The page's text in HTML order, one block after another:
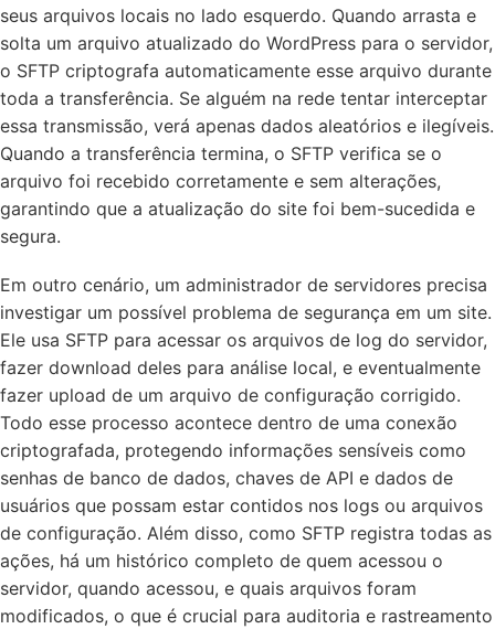
seus arquivos locais no lado esquerdo. Quando arrasta e
solta um arquivo atualizado do WordPress para o servidor,
o SFTP criptografa automaticamente esse arquivo durante
toda a transferência. Se alguém na rede tentar interceptar
essa transmissão, verá apenas dados aleatórios e ilegíveis.
Quando a transferência termina, o SFTP verifica se o
arquivo foi recebido corretamente e sem alterações,
garantindo que a atualização do site foi bem-sucedida e
segura.
Em outro cenário, um administrador de servidores precisa
investigar um possível problema de segurança em um site.
Ele usa SFTP para acessar os arquivos de log do servidor,
fazer download deles para análise local, e eventualmente
fazer upload de um arquivo de configuração corrigido.
Todo esse processo acontece dentro de uma conexão
criptografada, protegendo informações sensíveis como
senhas de banco de dados, chaves de API e dados de
usuários que possam estar contidos nos logs ou arquivos
de configuração. Além disso, como SFTP registra todas as
ações, há um histórico completo de quem acessou o
servidor, quando acessou, e quais arquivos foram
modificados, o que é crucial para auditoria e rastreamento